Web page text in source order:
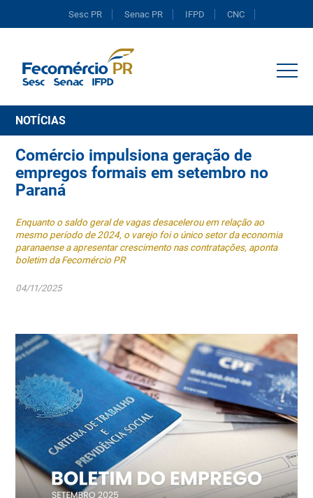
Sesc PR Senac PR IFPD CNC
NOTÍCIAS
Comércio impulsiona geração de
empregos formais em setembro no
Paraná
Enquanto o saldo geral de vagas desacelerou em relação ao
mesmo período de 2024, o varejo foi o único setor da economia
paranaense a apresentar crescimento nas contratações, aponta
boletim da Fecomércio PR
04/11/2025